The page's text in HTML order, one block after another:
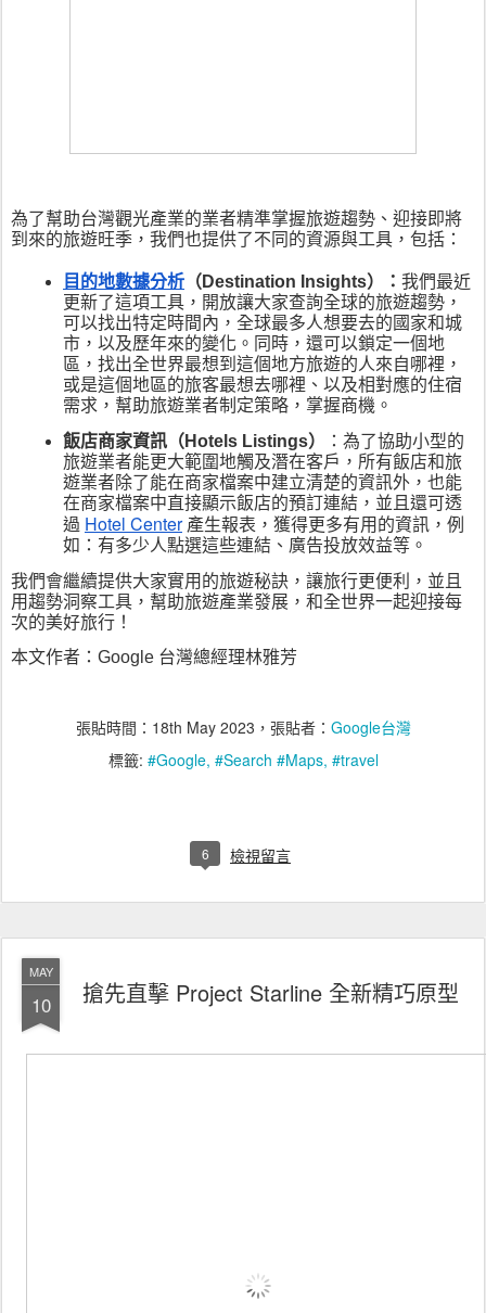
為了幫助台灣觀光產業的業者精準掌握旅遊趨勢、迎接即將
到來的旅遊旺季，我們也提供了不同的資源與工具，包括：
目的地數據分析 （Destination Insights）： 我們最近
更新了這項工具，開放讓大家查詢全球的旅遊趨勢，
可以找出特定時間內，全球最多人想要去的國家和城
市，以及歷年來的變化。同時，還可以鎖定一個地
區，找出全世界最想到這個地方旅遊的人來自哪裡，
或是這個地區的旅客最想去哪裡、以及相對應的住宿
需求，幫助旅遊業者制定策略，掌握商機。
飯店商家資訊（Hotels Listings）
：為了協助小型的
旅遊業者能更大範圍地觸及潛在客戶，所有飯店和旅
遊業者除了能在商家檔案中建立清楚的資訊外，也能
在商家檔案中直接顯示飯店的預訂連結，並且還可透
過 Hotel Center 產生報表，獲得更多有用的資訊，例
如：有多少人點選這些連結、廣告投放效益等。
我們會繼續提供大家實用的旅遊秘訣，讓旅行更便利，並且
用趨勢洞察工具，幫助旅遊產業發展，和全世界一起迎接每
次的美好旅行！
本文作者：Google 台灣總經理林雅芳
張貼時間： 18th May 2023 ，張貼者： Google台灣
標籤: #Google #Search #Maps #travel
6 檢視留言
MAY
10 搶先直擊 Project Starline 全新精巧原型